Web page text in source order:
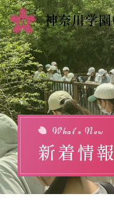
アクセス
入試情報
Top
新着情報
What’s New
新着情報